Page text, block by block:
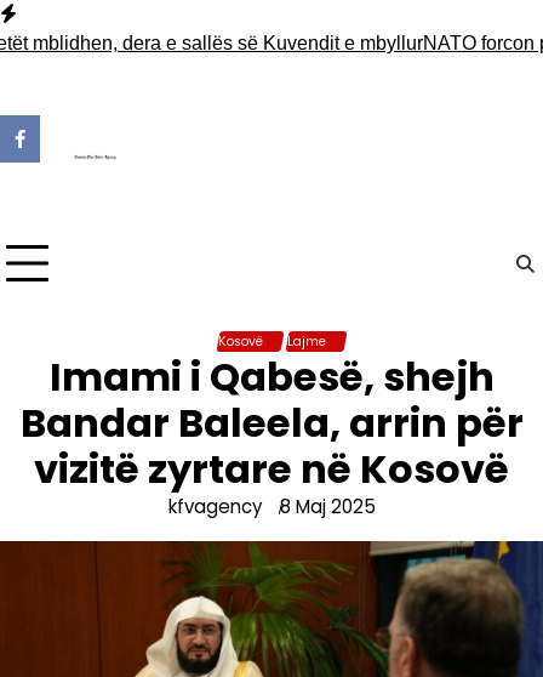
Skip
to
dera e sallës së Kuvendit e mbyllurNATO forcon
Kosovë Lajme
Imami i Qabesë, shejh
Bandar Baleela, arrin për
vizitë zyrtare në Kosovë
kfvagency 8 Maj 2025